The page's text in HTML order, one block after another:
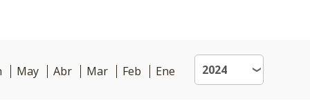
Por
qué
estudiar
May Abr Mar Feb Ene